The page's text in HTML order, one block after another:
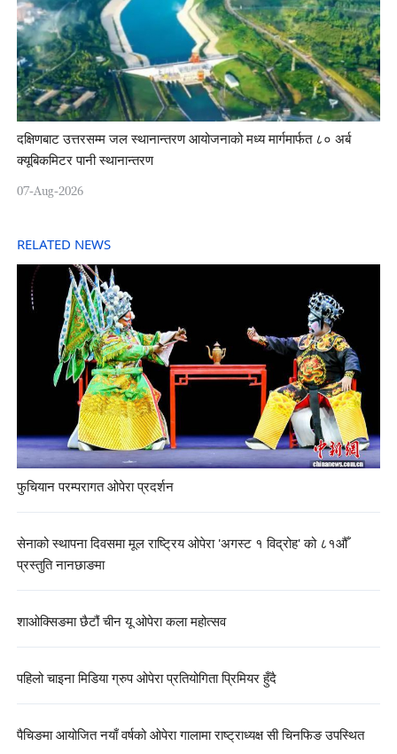
दक्षिणबाट उत्तरसम्म जल स्थानान्तरण आयोजनाको मध्य मार्गमार्फत ८० अर्ब
क्यूबिकमिटर पानी स्थानान्तरण
07-Aug-2026
RELATED NEWS
फुचियान परम्परागत ओपेरा प्रदर्शन
सेनाको स्थापना दिवसमा मूल राष्ट्रिय ओपेरा 'अगस्ट १ विद्रोह' को ८१औँ
प्रस्तुति नानछाङमा
शाओक्सिङमा छैटौं चीन यू ओपेरा कला महोत्सव
पहिलो चाइना मिडिया ग्रुप ओपेरा प्रतियोगिता प्रिमियर हुँदै
पैचिङमा आयोजित नयाँ वर्षको ओपेरा गालामा राष्ट्राध्यक्ष सी चिनफिङ उपस्थित